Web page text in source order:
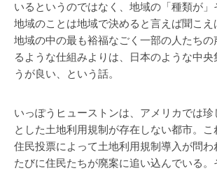
いるというのではなく、地域の「種類が」
地域のことは地域で決めると言えば聞こ
地域の中の最も裕福なごく一部の人たち
るような仕組みよりは、日本のような中
うが良い、という話。
いっぽうヒューストンは、アメリカでは
とした土地利用規制が存在しない都市。
住民投票によって土地利用規制導入が問
たびに住民たちが廃案に追い込んでいる。